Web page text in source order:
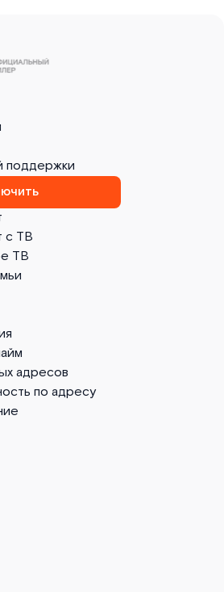
с ТВ
ТВ
адресов
по адресу
поддержки